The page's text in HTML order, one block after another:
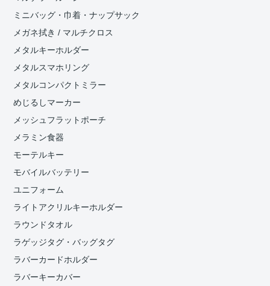
ミニバッグ・巾着・ナップサック
メガネ拭き / マルチクロス
メタルキーホルダー
メタルスマホリング
メタルコンパクトミラー
めじるしマーカー
メッシュフラットポーチ
メラミン食器
モーテルキー
モバイルバッテリー
ユニフォーム
ライトアクリルキーホルダー
ラウンドタオル
ラゲッジタグ・バッグタグ
ラバーカードホルダー
ラバーキーカバー